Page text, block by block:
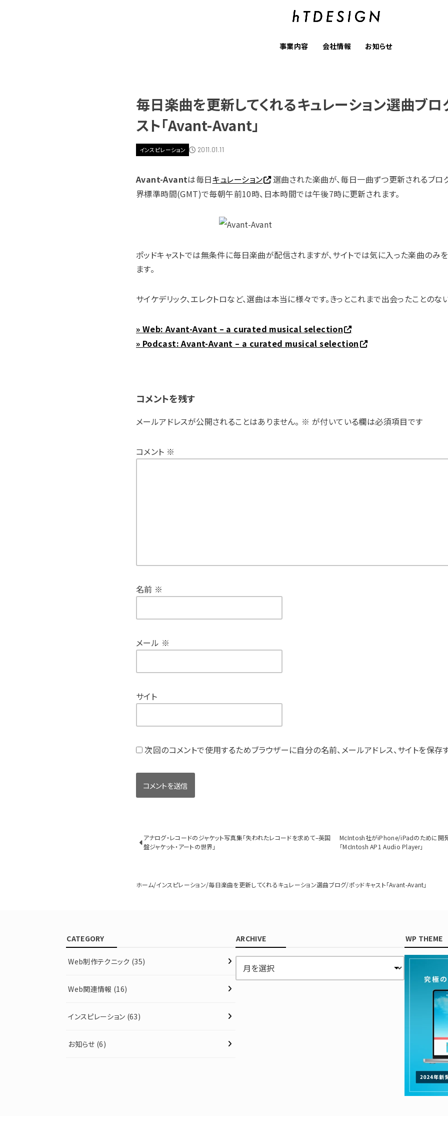
事業内容 会社情報 お知らせ
毎日楽曲を更新してくれるキュレーション選曲ブロ
スト「Avant-Avant」
インスピレーション 2011.01.11
Avant-Avantは毎日キュレーション
選曲された楽曲が、毎日一曲ずつ更新されるブロ
界標準時間(GMT)で毎朝午前10時、日本時間では午後7時に更新されます。
ポッドキャストでは無条件に毎日楽曲が配信されますが、サイトでは気に入った楽曲のみ
ます。
サイケデリック、エレクトロなど、選曲は本当に様々です。きっとこれまで出会ったことのな
» Web: Avant-Avant – a curated musical selection
» Podcast: Avant-Avant – a curated musical selection
コメントを残す
メールアドレスが公開されることはありません。 ※ が付いている欄は必須項目です
コメント ※
名前 ※
メール ※
サイト
次回のコメントで使用するためブラウザーに自分の名前、メールアドレス、サイトを保存す
アナログ・レコードのジャケット写真集「失われたレコードを求めて–英国
盤ジャケット・アートの世界」
McIntosh社がiPhone/iPadのために開発
「McIntosh AP1 Audio Player」
ホーム インスピレーション 毎日楽曲を更新してくれるキュレーション選曲ブログ/ポッドキャスト「Avant-Avant」
CATEGORY
Web制作テクニック (35)
Web関連情報 (16)
インスピレーション (63)
お知らせ (6)
ARCHIVE WP THEME